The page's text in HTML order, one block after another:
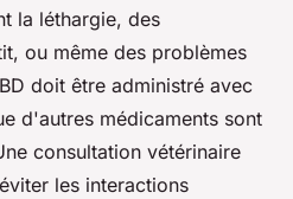
la léthargie, des
ou même des problèmes
doit être administré avec
d'autres médicaments sont
consultation vétérinaire
les interactions